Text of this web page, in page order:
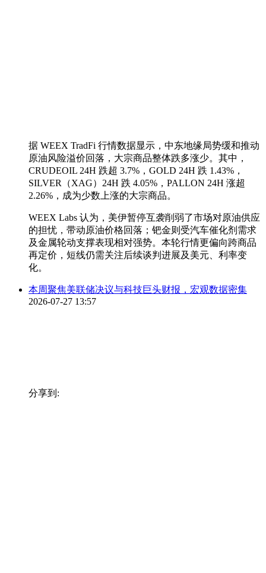
据 WEEX TradFi 行情数据显示，中东地缘局势缓和推动
原油风险溢价回落，大宗商品整体跌多涨少。其中，
CRUDEOIL 24H 跌超 3.7%，GOLD 24H 跌 1.43%，
SILVER（XAG）24H 跌 4.05%，PALLON 24H 涨超
2.26%，成为少数上涨的大宗商品。
WEEX Labs 认为，美伊暂停互袭削弱了市场对原油供应
的担忧，带动原油价格回落；钯金则受汽车催化剂需求
及金属轮动支撑表现相对强势。本轮行情更偏向跨商品
再定价，短线仍需关注后续谈判进展及美元、利率变
化。
本周聚焦美联储决议与科技巨头财报，宏观数据密集
2026-07-27 13:57
分享到: